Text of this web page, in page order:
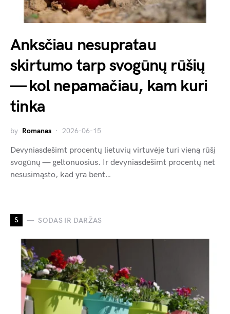
Anksčiau nesupratau
skirtumo tarp svogūnų rūšių
— kol nepamačiau, kam kuri
tinka
by Romanas 2026-06-15
Devyniasdešimt procentų lietuvių virtuvėje turi vieną rūšį
svogūnų — geltonuosius. Ir devyniasdešimt procentų net
nesusimąsto, kad yra bent…
S SODAS IR DARŽAS